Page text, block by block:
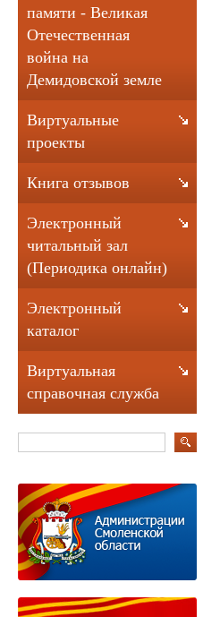
памяти - Великая
Отечественная
война на
Демидовской земле
Виртуальные
проекты
Книга отзывов
Электронный
читальный зал
(Периодика онлайн)
Электронный
каталог
Виртуальная
справочная служба